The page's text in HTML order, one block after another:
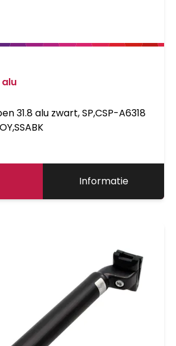
alu
31.8 alu zwart, SP,CSP-A6318
Informatie